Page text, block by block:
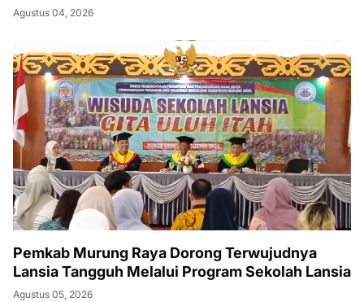
Agustus 04, 2026
Pemkab Murung Raya Dorong Terwujudnya
Lansia Tangguh Melalui Program Sekolah Lansia
Agustus 05, 2026